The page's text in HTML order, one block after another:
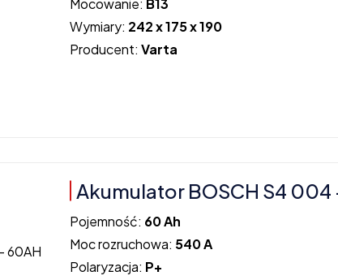
Mocowanie: B13
Wymiary: 242 x 175 x 190
Producent:Varta
Akumulator BOSCH S4 004
Pojemność: 60 Ah
Moc rozruchowa: 540 A
Polaryzacja: P+